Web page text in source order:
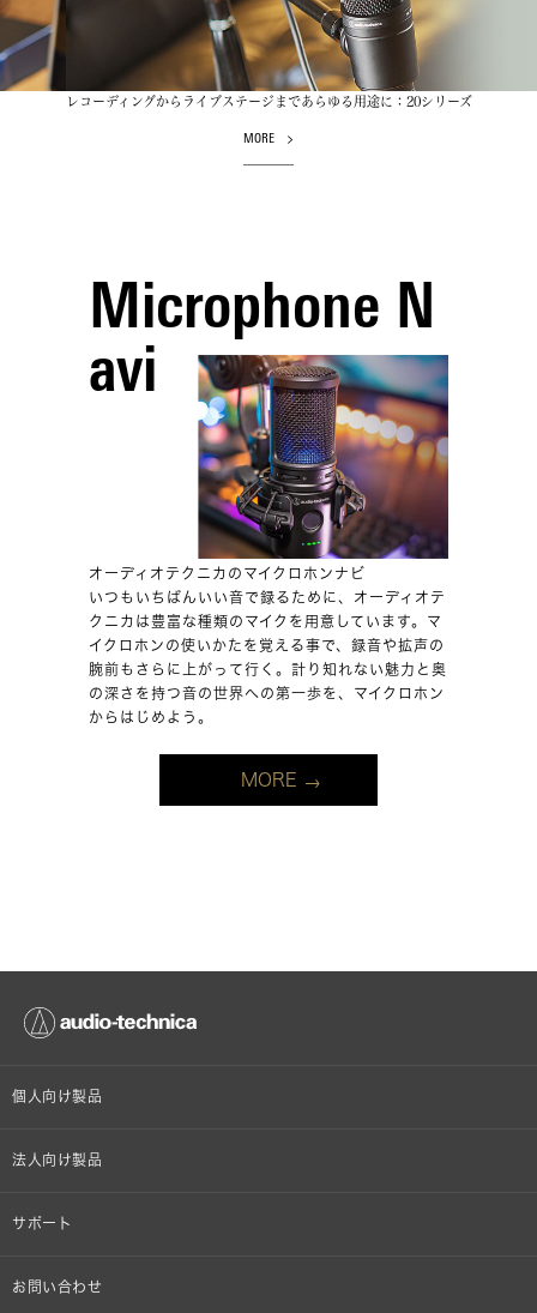
レコーディングからライブステージまであらゆる用途に：20シリーズ
MORE
Microphone N
avi
オーディオテクニカのマイクロホンナビ
いつもいちばんいい音で録るために、オーディオテ
クニカは豊富な種類のマイクを用意しています。マ
イクロホンの使いかたを覚える事で、録音や拡声の
腕前もさらに上がって行く。計り知れない魅力と奥
の深さを持つ音の世界への第一歩を、マイクロホン
からはじめよう。
MORE
個人向け製品
オンラインストア限定
法人向け製品
設備音響機器
サポート
個人向け製品サポート
お問い合わせ